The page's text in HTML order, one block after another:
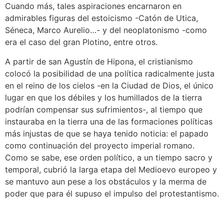
Cuando más, tales aspiraciones encarnaron en
admirables figuras del estoicismo -Catón de Utica,
Séneca, Marco Aurelio…- y del neoplatonismo -como
era el caso del gran Plotino, entre otros.
A partir de san Agustín de Hipona, el cristianismo
colocó la posibilidad de una política radicalmente justa
en el reino de los cielos -en la Ciudad de Dios, el único
lugar en que los débiles y los humillados de la tierra
podrían compensar sus sufrimientos-, al tiempo que
instauraba en la tierra una de las formaciones políticas
más injustas de que se haya tenido noticia: el papado
como continuación del proyecto imperial romano.
Como se sabe, ese orden político, a un tiempo sacro y
temporal, cubrió la larga etapa del Medioevo europeo y
se mantuvo aun pese a los obstáculos y la merma de
poder que para él supuso el impulso del protestantismo.